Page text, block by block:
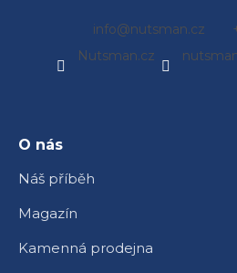
info@nutsman.cz
Nutsman.cz
O nás
Náš příběh
Magazín
Kamenná prodejna